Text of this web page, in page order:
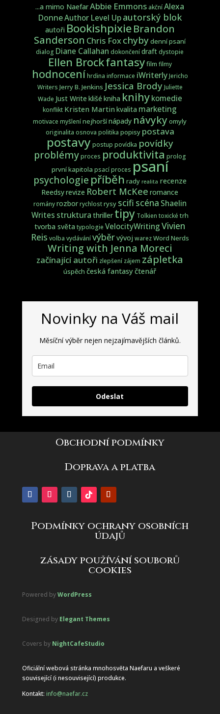
...a mimo NaefarAbbie Emmons akční Alexa
DonneAuthor Level Upautorský blok
autoři BookishpixieBrandon
Sanderson Chris Foxchybydenní psaní
dialog Diane Callahan dokončení draft dystopie
Ellen Brockfantasyfilm filmy
hodnoceníhrdina informace iWriterlyJericho
Writers Jerry B. Jenkins Jessica BrodyJuliette
Wade Just Write klišé kniha knihykomedie
konflikt Kristen Martinkvalita marketing
motivace myšlení nejhoršínápady návyky omyly
originalita osnova politika popisy postava
postavy postup povídka povídky
problémyproces produktivita prolog
první kapitola psací proces psaní
psychologie příběh rady realita recenze
Reedsyrevize Robert McKee romance
rományrozborrychlostrysy scifi scéna Shaelin
Writes struktura thriller tipy Tolkien toxické trh
tvorba světa typologie VelocityWriting Vivien
Reis volba vydávánívýběrvývoj warezWord Nerds
Writing with Jenna Moreci
začínající autoři zlepšení zájem zápletka
úspěch česká fantasyčtenář
Novinky na Váš mail
Měsíční výběr nejen nejzajímavějších článků.
Odeslat
Obchodní podmínky
Doprava a platba
Podmínky ochrany osobních
údajů
zásady používání souborů
cookies
Powered byWordPress
Designed by Elegant Themes
Covers by NightCafeStudio
Oficiální webová stránka mnohosvěta Naefaru a veškeré
související (i nesouvisející) produkce.
Kontakt: info@naefar.cz